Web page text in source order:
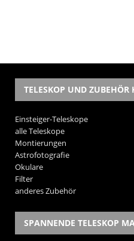
TELESKOP UND ZUBEHÖR
Einsteiger-Teleskope
alle Teleskope
Montierungen
Astrofotografie
Okulare
Filter
anderes Zubehör
SPANNENDE TELESKOP